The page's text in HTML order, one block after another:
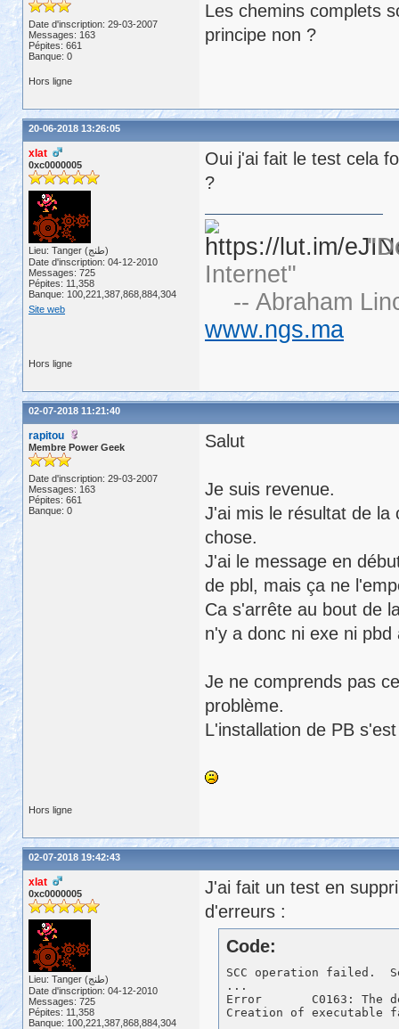
Date d'inscription: 29-03-2007
Messages: 163
Pépites: 661
Banque: 0
Les chemins complets
principe non ?
Hors ligne
20-06-2018 13:26:05
xlat
0xc0000005
Lieu: Tanger (طنج)
Date d'inscription: 04-12-2010
Messages: 725
Pépites: 11,358
Banque: 100,221,387,868,884,304
Site web
Oui j'ai fait le test cela
?
Internet"
-- Abraham
www.ngs.ma
Hors ligne
02-07-2018 11:21:40
rapitou
Membre Power Geek
Date d'inscription: 29-03-2007
Messages: 163
Pépites: 661
Banque: 0
Salut
Je suis revenue.
J'ai mis le résultat de la
chose.
J'ai le message en
de pbl, mais ça ne
Ca s'arrête au bout de
n'y a donc ni exe ni
Je ne comprends pas
problème.
L'installation de PB
Hors ligne
02-07-2018 19:42:43
xlat
0xc0000005
Lieu: Tanger (طنج)
Date d'inscription: 04-12-2010
Messages: 725
Pépites: 11,358
Banque: 100,221,387,868,884,304
J'ai fait un test en
d'erreurs :
Code:
SCC operation failed.
...
Error       C0163: The